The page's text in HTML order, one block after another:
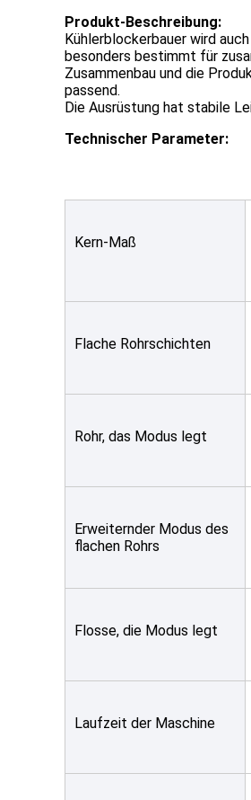
Produkt-Beschreibung:
Kühlerblockerbauer wird
besonders bestimmt für
Zusammenbau und die
passend.
Die Ausrüstung hat stabile
Technischer Parameter:
Kern-Maß
Flache Rohrschichten
Rohr, das Modus legt
Erweiternder Modus des
flachen Rohrs
Flosse, die Modus legt
Laufzeit der Maschine